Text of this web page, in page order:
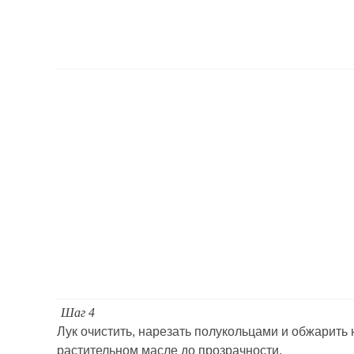
Шаг 4
Лук очистить, нарезать полукольцами и обжарить
растительном масле до прозрачности.